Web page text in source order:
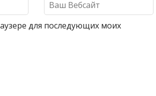
для последующих моих